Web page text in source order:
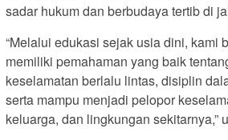
sadar hukum dan berbudaya tertib di
“Melalui edukasi sejak usia dini, kami
memiliki pemahaman yang baik
keselamatan berlalu lintas, disiplin
serta mampu menjadi pelopor
keluarga, dan lingkungan sekitarnya,”